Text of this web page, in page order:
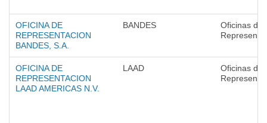
OFICINA DE
REPRESENTACION
BANDES, S.A.
BANDES
Oficinas de
OFICINA DE
REPRESENTACION
LAAD AMERICAS N.V.
LAAD
Oficinas de